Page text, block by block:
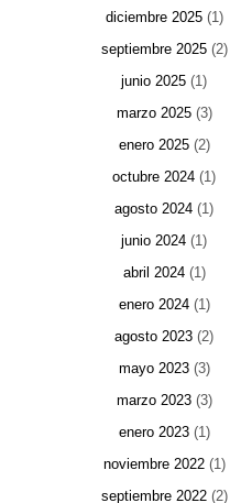
diciembre 2025(1)
septiembre 2025(2)
junio 2025 (1)
marzo 2025(3)
enero 2025(2)
octubre 2024 (1)
agosto 2024 (1)
junio 2024 (1)
abril 2024(1)
enero 2024(1)
agosto 2023 (2)
mayo 2023(3)
marzo 2023(3)
enero 2023(1)
noviembre 2022(1)
septiembre 2022(2)